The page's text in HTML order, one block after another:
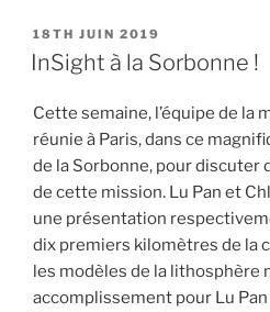
PUBLIÉ
LE
18TH JUIN 2019
InSight à la Sorbonne !
Cette semaine, l’équipe de la
réunie à Paris, dans ce
de la Sorbonne, pour discuter
de cette mission. Lu Pan et
une présentation
dix premiers kilomètres de la
les modèles de la lithosphère
accomplissement pour Lu